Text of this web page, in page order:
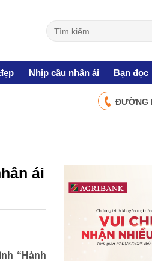
Nhịp cầu nhân ái Bạn đọc
CHÍNH SÁCH AN SINH
Bảo hiểm xã hội - Bảo hiểm y tế
Y tế và sức khỏe
NHỊP CẦU NHÂN ÁI
Nhịp cầu Nhân ái VTV1
ĐƯỜNG
ái
“Hành